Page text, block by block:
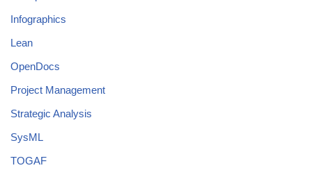
Infographics
Lean
OpenDocs
Project Management
Strategic Analysis
SysML
TOGAF